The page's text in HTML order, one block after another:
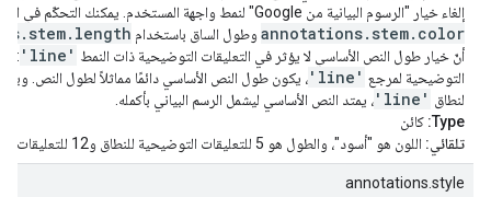
إلغاء خيار "الرسوم البيانية من Google" لنمط واجهة المستخدم. يمكنك التحكّم في اللون باستخدام السمة
annotations.stem.color وطول الساق باستخدام
أنّ خيار طول النص الأساسي لا يؤثر في التعليقات التوضيحية ذات النمط 'line'
:
التوضيحية لمرجع 'line'، يكون طول النص الأساسي دائمًا مماثلاً لطول النص.
لنطاق
'line'، يمتد النص الأساسي ليشمل الرسم البياني بأكمله.
Type: كائن
تلقائي: اللون هو "أسود"، والطول هو 5 للتعليقات التوضيحية للنطاق و12 للتعليقات التوضيحية للمرجع.
annotations.style